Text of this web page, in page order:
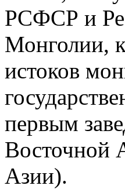
РСФСР и
Монголии,
истоков
первым
Восточной
Азии).